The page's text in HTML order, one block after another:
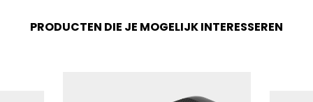
PRODUCTEN DIE JE MOGELIJK INTERESSEREN